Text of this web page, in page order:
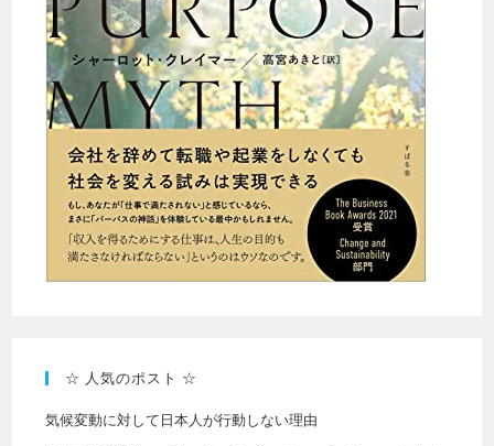
☆ 人気のポスト ☆
気候変動に対して日本人が行動しない理由